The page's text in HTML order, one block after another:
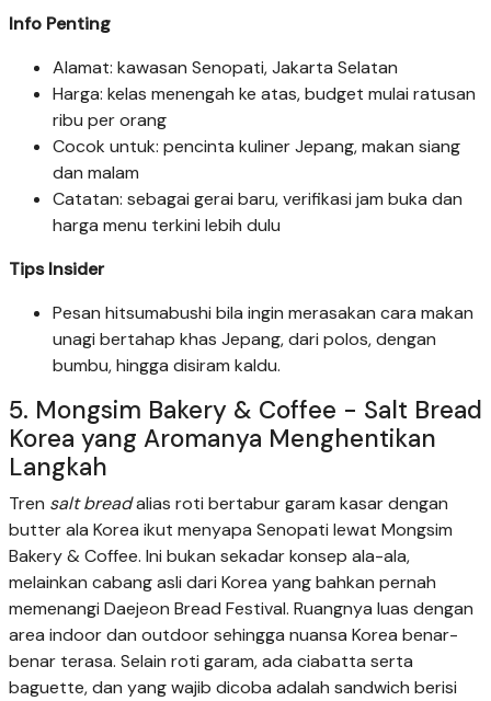
Info Penting
Alamat: kawasan Senopati, Jakarta Selatan
Harga: kelas menengah ke atas, budget mulai ratusan
ribu per orang
Cocok untuk: pencinta kuliner Jepang, makan siang
dan malam
Catatan: sebagai gerai baru, verifikasi jam buka dan
harga menu terkini lebih dulu
Tips Insider
Pesan hitsumabushi bila ingin merasakan cara makan
unagi bertahap khas Jepang, dari polos, dengan
bumbu, hingga disiram kaldu.
5. Mongsim Bakery & Coffee - Salt Bread
Korea yang Aromanya Menghentikan
Langkah
Tren salt breadalias roti bertabur garam kasar dengan
butter ala Korea ikut menyapa Senopati lewat Mongsim
Bakery & Coffee. Ini bukan sekadar konsep ala-ala,
melainkan cabang asli dari Korea yang bahkan pernah
memenangi Daejeon Bread Festival. Ruangnya luas dengan
area indoor dan outdoor sehingga nuansa Korea benar-
benar terasa. Selain roti garam, ada ciabatta serta
baguette, dan yang wajib dicoba adalah sandwich berisi